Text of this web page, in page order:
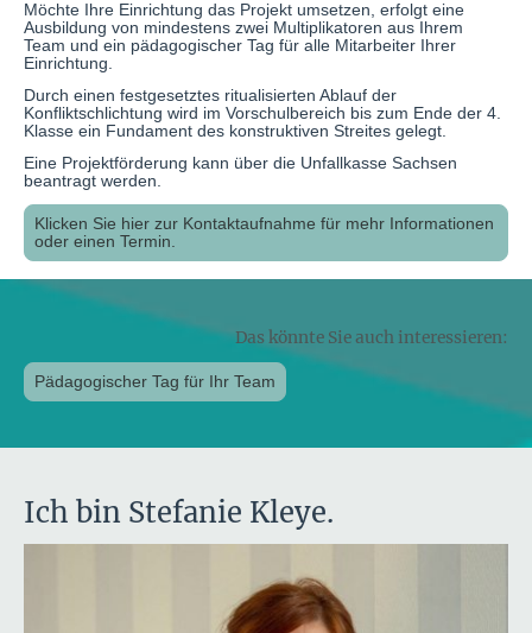
Möchte Ihre Einrichtung das Projekt umsetzen, erfolgt eine
Ausbildung von mindestens zwei Multiplikatoren aus Ihrem
Team und ein pädagogischer Tag für alle Mitarbeiter Ihrer
Einrichtung.
Durch einen festgesetztes ritualisierten Ablauf der
Konfliktschlichtung wird im Vorschulbereich bis zum Ende der 4.
Klasse ein Fundament des konstruktiven Streites gelegt.
Eine Projektförderung kann über die Unfallkasse Sachsen
beantragt werden.
Klicken Sie hier zur Kontaktaufnahme für mehr Informationen
oder einen Termin.
Das könnte Sie auch interessieren:
Pädagogischer Tag für Ihr Team
Ich bin Stefanie Kleye.